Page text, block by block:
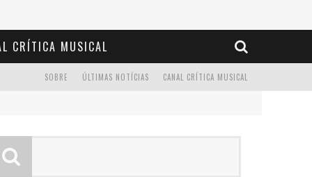
CRÍTICA MUSICAL
CANAL CRÍTICA MUSICAL
ÚLTIMAS NOTÍCIAS
SOBRE